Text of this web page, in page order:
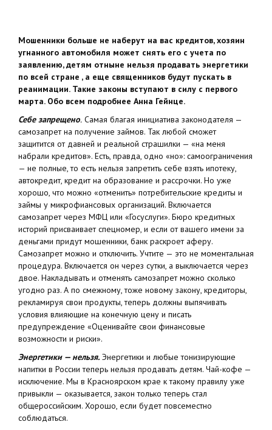
Мошенники больше не наберут на вас кредитов, хозяин
угнанного автомобиля может снять его с учета по
заявлению, детям отныне нельзя продавать энергетики
по всей стране , а еще священников будут пускать в
реанимации. Такие законы вступают в силу с первого
марта. Обо всем подробнее Анна Гейнце.
Себе запрещено. Самая благая инициатива законодателя —
самозапрет на получение займов. Так любой сможет
защитится от давней и реальной страшилки — «на меня
набрали кредитов». Есть, правда, одно «но»: cамоограничения
— не полные, то есть нельзя запретить себе взять ипотеку,
автокредит, кредит на образование и рассрочки. Но уже
хорошо, что можно «отменить» потребительские кредиты и
займы у микрофиансовых организаций. Включается
самозапрет через МФЦ или «Госуслуги». Бюро кредитных
историй присваивает спецномер, и если от вашего имени за
деньгами придут мошенники, банк раскроет аферу.
Самозапрет можно и отключить. Учтите — это не моментальная
процедура. Включается он через сутки, а выключается через
двое. Накладывать и отменять самозапрет можно сколько
угодно раз. А по смежному, тоже новому закону, кредиторы,
рекламируя свои продукты, теперь должны выпячивать
условия влияющие на конечную цену и писать
предупреждение «Оценивайте свои финансовые
возможности и риски».
Энергетики — нельзя. Энергетики и любые тонизирующие
напитки в России теперь нельзя продавать детям. Чай-кофе —
исключение. Мы в Красноярском крае к такому правилу уже
привыкли — оказывается, закон только теперь стал
общероссийским. Хорошо, если будет повсеместно
соблюдаться.